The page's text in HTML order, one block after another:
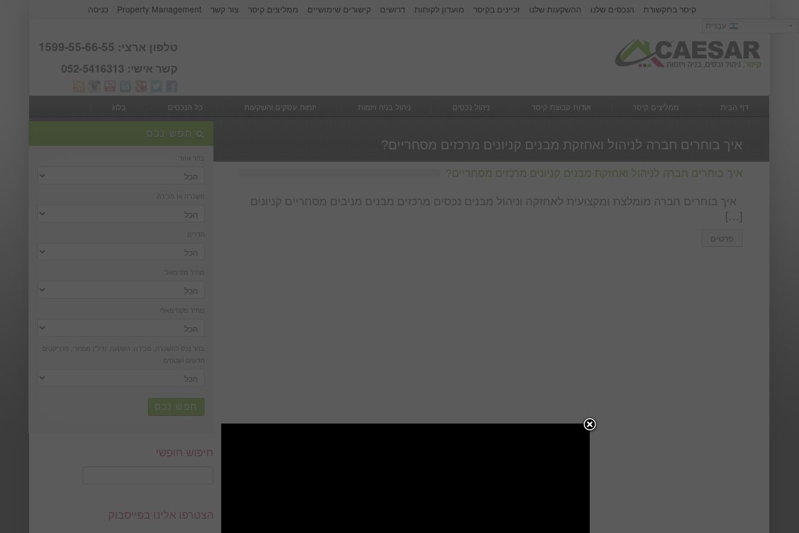
שם משתמש : סיסמא : Webmail
כניסה Property Management צור קשר ממליצים קיסר קישורים שימושיים דרושים מועדון לקוחות זכיינים בקיסר ההשקעות שלנו הנכסים שלנו
קיסר בתקשורת
עִבְרִית
טלפון ארצי: 1599-55-66-55
קשר אישי: 052-5416313
דף הבית ממליצים קיסר אודות קבוצת קיסר ניהול נכסים ניהול בניה ויזמות יזמות עסקים והשקעות כל הנכסים
בלוג
איך בוחרים חברה לניהול ואחזקת מבנים קניונים מרכזים מסחריים?
חפש נכס
בחר אזור
השכרה או מכירה
חדרים
מחיר מינימאלי
מחיר מקסימאלי
בחר נכס להשכרה, מכירה, השקעה, נדל''ן מסחרי, פרוייקטים
חדשים ושטחים
חפש נכס
חיפוש חופשי
הצטרפו אלינו בפייסבוק
איך בוחרים חברה לניהול ואחזקת מבנים קניונים מרכזים מסחריים?
איך בוחרים חברה מומלצת ומקצועית לאחזקה וניהול מבנים נכסים מרכזים מבנים מניבים מסחריים קניונים
[…]
פרטים
עִבְרִית